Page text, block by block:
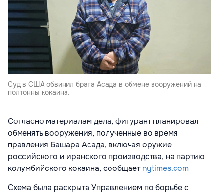
Суд в США обвинил брата Асада в обмене вооружений на
полтонны кокаина.
Согласно материалам дела, фигурант планировал
обменять вооружения, полученные во время
правления Башара Асада, включая оружие
российского и иранского производства, на партию
колумбийского кокаина, сообщаетnytimes.com
Схема была раскрыта Управлением по борьбе с